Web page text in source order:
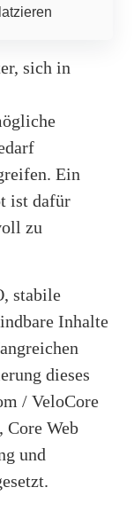
sich in
Ein
ist dafür
zu
stabile
Inhalte
dieses
/ VeloCore
Core Web
und